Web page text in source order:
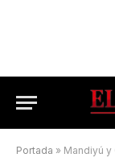
Portada » Mandiyú y